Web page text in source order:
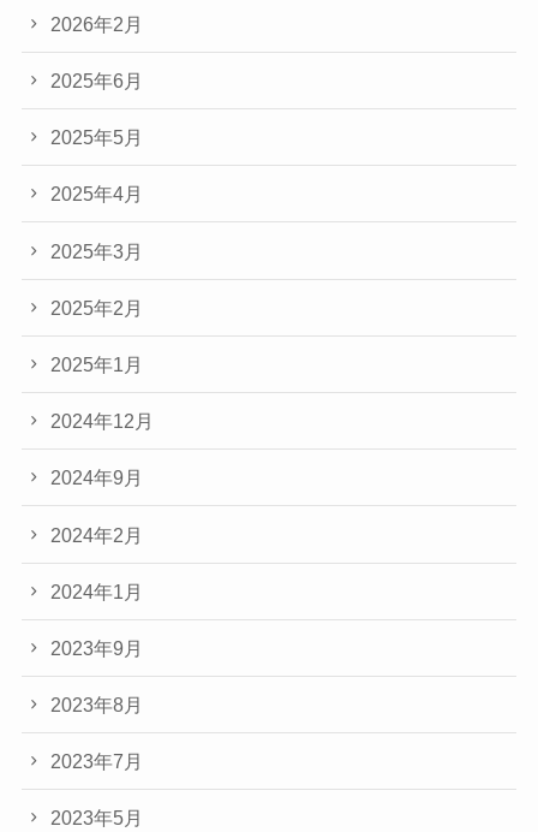
2026年2月
2025年6月
2025年5月
2025年4月
2025年3月
2025年2月
2025年1月
2024年12月
2024年9月
2024年2月
2024年1月
2023年9月
2023年8月
2023年7月
2023年5月